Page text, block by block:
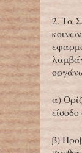
2. Τα
α)
β)